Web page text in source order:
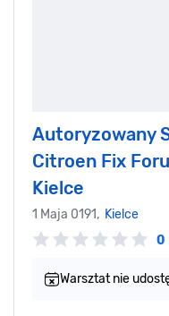
Autoryzowany
Citroen Fix
Kielce
1 Maja 0191, Kielce
0
Warsztat nie